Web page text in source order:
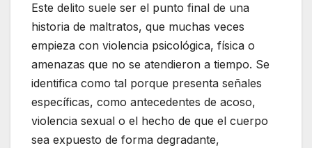
Este delito suele ser el punto final de una
historia de maltratos, que muchas veces
empieza con violencia psicológica, física o
amenazas que no se atendieron a tiempo. Se
identifica como tal porque presenta señales
específicas, como antecedentes de acoso,
violencia sexual o el hecho de que el cuerpo
sea expuesto de forma degradante,